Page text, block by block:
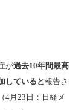
が過去10年間最高
していると報告さ
4月23日：日経メ